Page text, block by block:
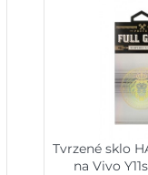
Tvrzené sklo
na Vivo